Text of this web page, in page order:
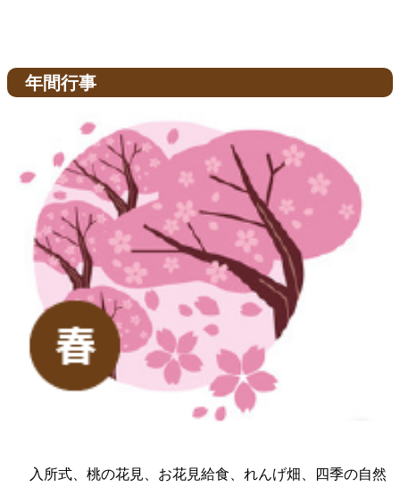
年間行事
入所式、桃の花見、お花見給食、れんげ畑、四季の自然